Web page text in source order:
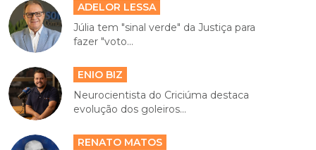
ADELOR LESSA
Júlia tem "sinal verde" da Justiça para
fazer "voto...
ENIO BIZ
Neurocientista do Criciúma destaca
evolução dos goleiros...
RENATO MATOS